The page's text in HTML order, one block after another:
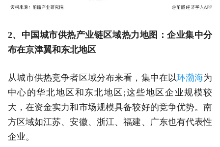
2、中国城市供热产业链区域热力地图：企业集中分
布在京津翼和东北地区
从城市供热竞争者区域分布来看，集中在以环渤海为
中心的华北地区和东北地区;这些地区企业规模较
大，在资金实力和市场规模具备较好的竞争优势。南
方区域如江苏、安徽、浙江、福建、广东也有代表性
企业。